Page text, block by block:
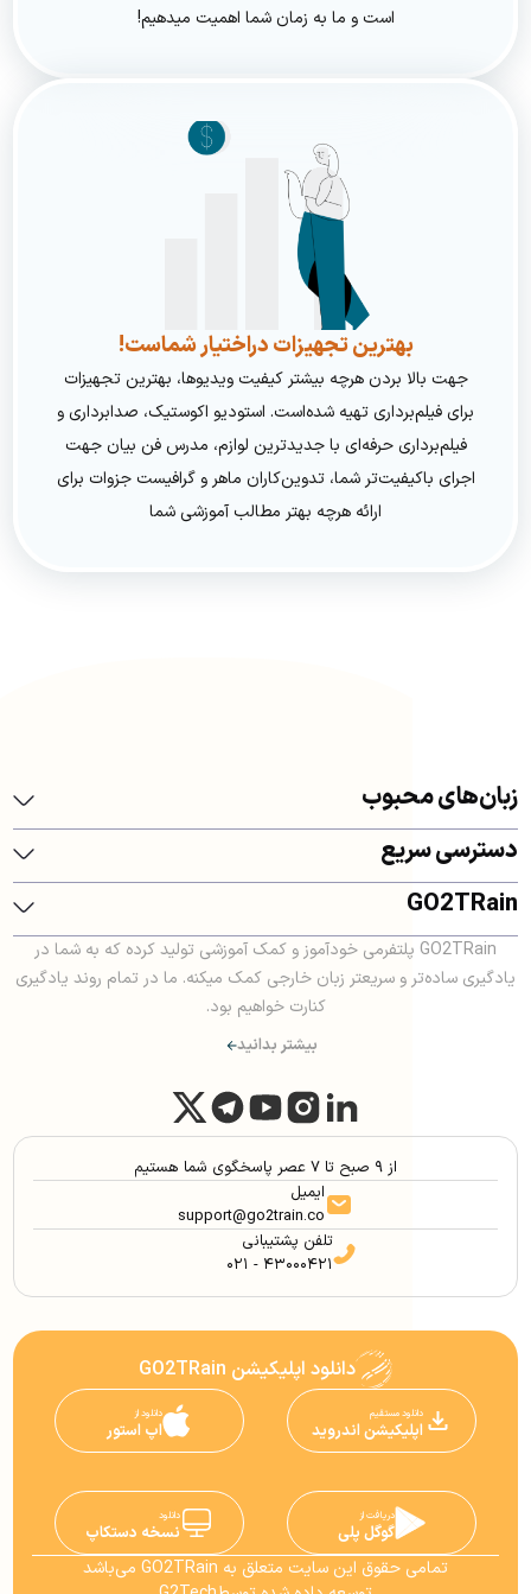
است و ما به زمان شما اهمیت میدهیم!
بهترین تجهیزات دراختیار شماست!
جهت بالا بردن هرچه بیشتر کیفیت ویدیوها، بهترین تجهیزات
برای فیلم‌برداری تهیه شده‌است. استودیو اکوستیک، صدابرداری و
فیلم‌برداری حرفه‌ای با جدیدترین لوازم، مدرس فن بیان جهت
اجرای باکیفیت‌تر شما، تدوین‌کاران ماهر و گرافیست جزوات برای
ارائه هرچه بهتر مطالب آموزشی شما
زبان‌های محبوب
دسترسی سریع
GO2TRain
GO2TRain پلتفرمی خودآموز و کمک آموزشی تولید کرده که به شما در
یادگیری ساده‌تر و سریعتر زبان خارجی کمک میکنه. ما در تمام روند یادگیری
کنارت خواهیم بود.
بیشتر بدانید
از ۹ صبح تا ۷ عصر پاسخگوی شما هستیم
ایمیل
support@go2train.co
تلفن پشتیبانی
۰۲۱ - ۴۳۰۰۰۴۲۱
دانلود اپلیکیشن GO2TRain
دانلود مستقیم
اپلیکیشن اندروید
دانلود از
اپ استور
دریافت از
گوگل پلی
دانلود
نسخه دستکاپ
تمامی حقوق این سایت متعلق به GO2TRain می‌باشد